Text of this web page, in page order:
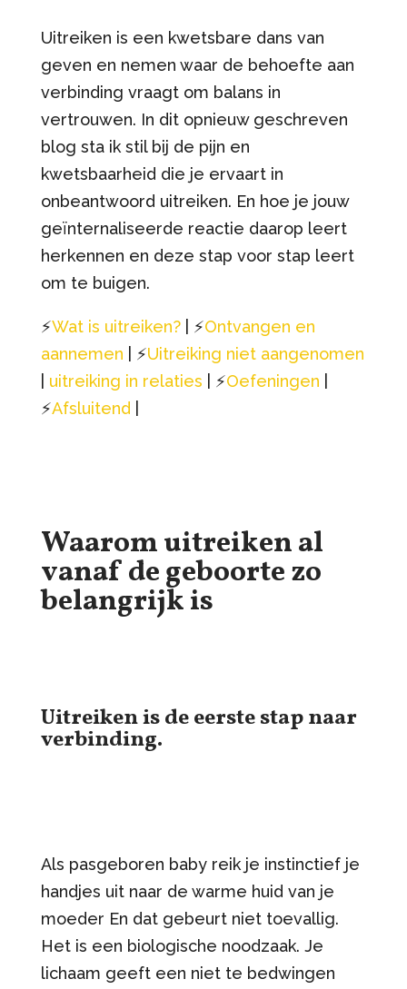
Uitreiken is een kwetsbare dans van
geven en nemen waar de behoefte aan
verbinding vraagt om balans in
vertrouwen. In dit opnieuw geschreven
blog sta ik stil bij de pijn en
kwetsbaarheid die je ervaart in
onbeantwoord uitreiken. En hoe je jouw
geïnternaliseerde reactie daarop leert
herkennen en deze stap voor stap leert
om te buigen.
⚡️Wat is uitreiken?| ⚡️Ontvangen en
aannemen | ⚡️Uitreiking niet aangenomen
uitreiking in relaties | ⚡️Oefeningen
⚡️Afsluitend
Waarom uitreiken al
vanaf de geboorte zo
belangrijk is
Uitreiken is de eerste stap naar
verbinding.
Als pasgeboren baby reik je instinctief je
handjes uit naar de warme huid van je
moeder En dat gebeurt niet toevallig.
Het is een biologische noodzaak. Je
lichaam geeft een niet te bedwingen